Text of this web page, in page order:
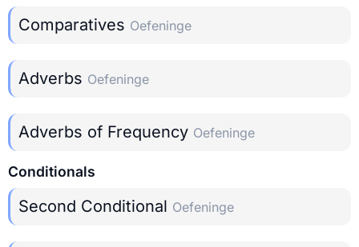
Comparatives Oefeninge
Adverbs Oefeninge
Adverbs of Frequency Oefeninge
Conditionals
Second Conditional Oefeninge